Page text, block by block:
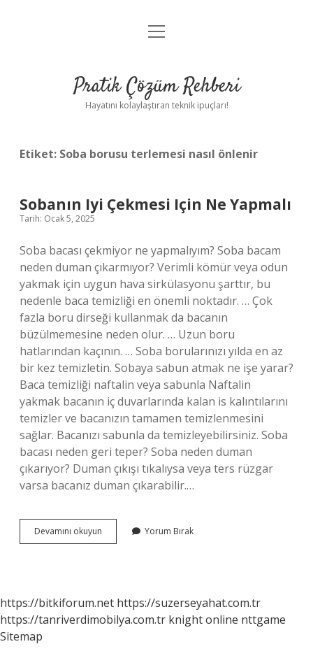
Anasayfa
Yasal Uyarı
menüyü
Pratik Çözüm Rehberi
Hayatını kolaylaştıran teknik ipuçları!
Etiket: Soba borusu terlemesi nasıl önlenir
Sobanın Iyi Çekmesi Için Ne Yapmalı
Tarih: Ocak 5, 2025
Soba bacası çekmiyor ne yapmalıyım? Soba bacam
neden duman çıkarmıyor? Verimli kömür veya odun
yakmak için uygun hava sirkülasyonu şarttır, bu
nedenle baca temizliği en önemli noktadır. … Çok
fazla boru dirseği kullanmak da bacanın
büzülmemesine neden olur. … Uzun boru
hatlarından kaçının. … Soba borularınızı yılda en az
bir kez temizletin. Sobaya sabun atmak ne işe yarar?
Baca temizliği naftalin veya sabunla Naftalin
yakmak bacanın iç duvarlarında kalan is kalıntılarını
temizler ve bacanızın tamamen temizlenmesini
sağlar. Bacanızı sabunla da temizleyebilirsiniz. Soba
bacası neden geri teper? Soba neden duman
çıkarıyor? Duman çıkışı tıkalıysa veya ters rüzgar
varsa bacanız duman çıkarabilir.…
Devamını okuyun Sobanın
Iyi
Yorum Bırak
https://bitkiforum.net https://suzerseyahat.com.tr
https://tanriverdimobilya.com.tr knight online nttgame
Sitemap